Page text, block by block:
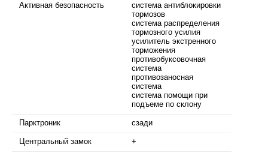
Активная безопасность
система антиблокировки
тормозов
система распределения
тормозного усилия
усилитель экстренного
торможения
противобуксовочная
система
противозаносная
система
система помощи при
подъеме по склону
Парктроник сзади
Центральный замок +